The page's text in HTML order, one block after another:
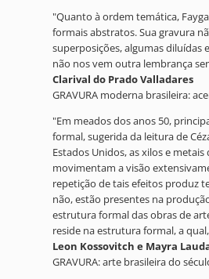
"Quanto à ordem temática,
formais abstratos. Sua gravura
superposições, algumas
não nos vem outra lembrança
Clarival do Prado Valladares
GRAVURA moderna brasileira:
"Em meados dos anos 50,
formal, sugerida da leitura de
Estados Unidos, as xilos e
movimentam a visão
repetição de tais efeitos produz
não, estão presentes na
estrutura formal das obras de
reside na estrutura formal, a
Leon Kossovitch e Mayra
GRAVURA: arte brasileira do